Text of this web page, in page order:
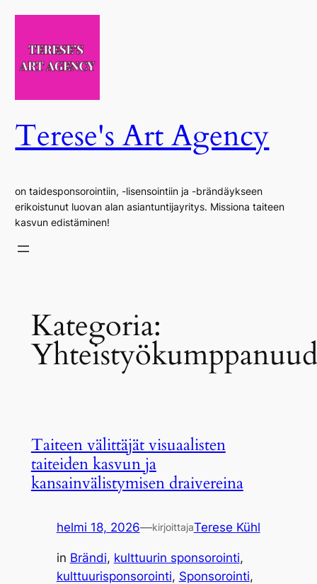
Siirry
Terese's Art Agency
on taidesponsorointiin, -lisensointiin ja -brändäykseen
erikoistunut luovan alan asiantuntijayritys. Missiona taiteen
kasvun edistäminen!
Kategoria:
Taiteen välittäjät visuaalisten
taiteiden kasvun ja
kansainvälistymisen draivereina
helmi 18, 2026—kirjoittajaTerese Kühl
in Brändi, kulttuurin sponsorointi
kulttuurisponsorointi, Sponsorointi